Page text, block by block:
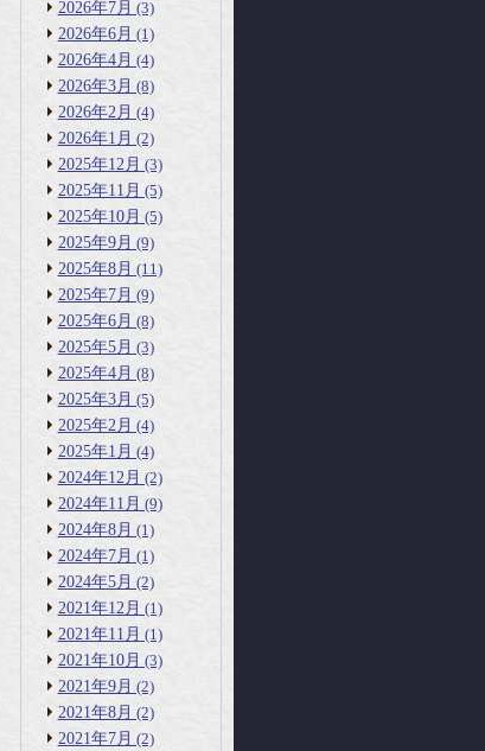
2026年7月 (3)
2026年6月 (1)
2026年4月 (4)
2026年3月 (8)
2026年2月 (4)
2026年1月 (2)
2025年12月 (3)
2025年11月 (5)
2025年10月 (5)
2025年9月 (9)
2025年8月 (11)
2025年7月 (9)
2025年6月 (8)
2025年5月 (3)
2025年4月 (8)
2025年3月 (5)
2025年2月 (4)
2025年1月 (4)
2024年12月 (2)
2024年11月 (9)
2024年8月 (1)
2024年7月 (1)
2024年5月 (2)
2021年12月 (1)
2021年11月 (1)
2021年10月 (3)
2021年9月 (2)
2021年8月 (2)
2021年7月 (2)